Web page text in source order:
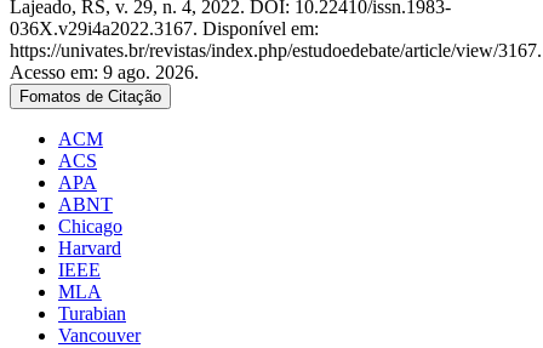
Lajeado, RS, v. 29, n. 4, 2022. DOI: 10.22410/issn.1983-
036X.v29i4a2022.3167. Disponível em:
https://univates.br/revistas/index.php/estudoedebate/article/view/3167.
Acesso em: 9 ago. 2026.
Fomatos de Citação
ACM
ACS
APA
ABNT
Chicago
Harvard
IEEE
MLA
Turabian
Vancouver